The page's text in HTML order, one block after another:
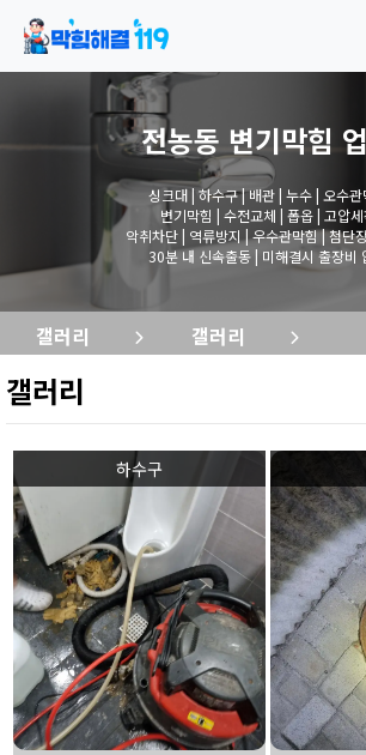
전농동 변기막힘
싱크대 | 하수구 | 배관 | 누수 | 오수관
변기막힘 | 수전교체 | 폽옵 | 고압세
악취차단 | 역류방지 | 우수관막힘 | 첨단
30분 내 신속출동 | 미해결시 출장비
갤러리 갤러리
갤러리
하수구